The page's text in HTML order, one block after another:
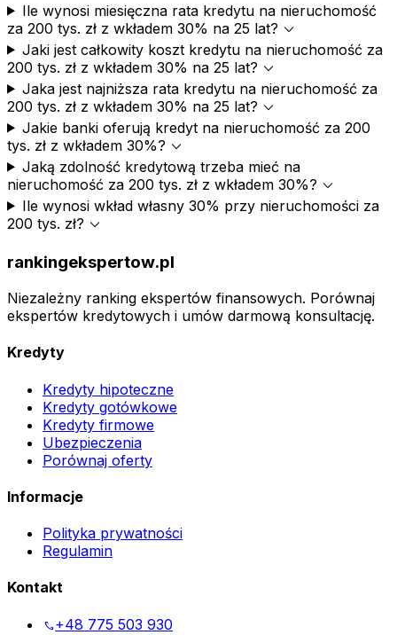
Ile wynosi miesięczna rata kredytu na nieruchomość
za 200 tys. zł z wkładem 30% na 25 lat? expand_more
Jaki jest całkowity koszt kredytu na nieruchomość za
200 tys. zł z wkładem 30% na 25 lat? expand_more
Jaka jest najniższa rata kredytu na nieruchomość za
200 tys. zł z wkładem 30% na 25 lat? expand_more
Jakie banki oferują kredyt na nieruchomość za 200
tys. zł z wkładem 30%? expand_more
Jaką zdolność kredytową trzeba mieć na
nieruchomość za 200 tys. zł z wkładem 30%? expand_more
Ile wynosi wkład własny 30% przy nieruchomości za
200 tys. zł? expand_more
rankingekspertow.pl
Niezależny ranking ekspertów finansowych. Porównaj
ekspertów kredytowych i umów darmową konsultację.
Kredyty
Kredyty hipoteczne
Kredyty gotówkowe
Kredyty firmowe
Ubezpieczenia
Porównaj oferty
Informacje
Polityka prywatności
Regulamin
Kontakt
phone+48 775 503 930